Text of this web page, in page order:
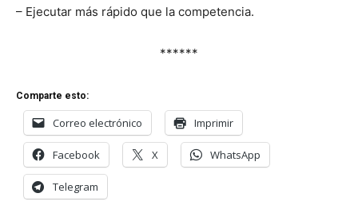
– Ejecutar más rápido que la competencia.
******
Comparte esto:
Correo electrónico Imprimir
Facebook X WhatsApp
Telegram